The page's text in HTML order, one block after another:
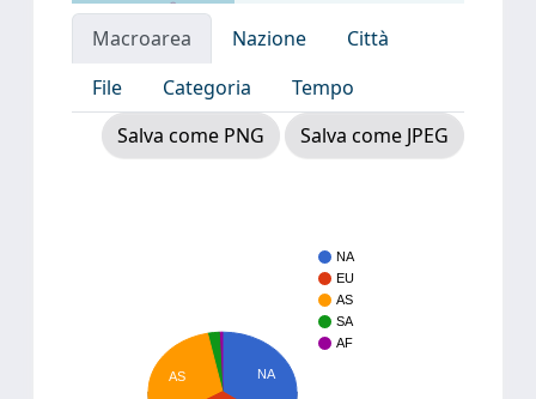
Macroarea Nazione
Città
File
Categoria
Tempo
Salva come PNG
Salva come JPEG
NA
EU
AS
SA
AF
NA
AS